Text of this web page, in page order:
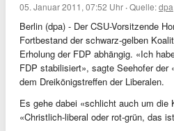
05. Januar 2011, 07:52 Uhr ·Quelle:dpa
Berlin (dpa) - Der CSU-Vorsitzende
Fortbestand der schwarz-gelben
Erholung der FDP abhängig. «Ich
FDP stabilisiert», sagte Seehofer der
dem Dreikönigstreffen der Liberalen.
Es gehe dabei «schlicht auch um die
«Christlich-liberal oder rot-grün, das